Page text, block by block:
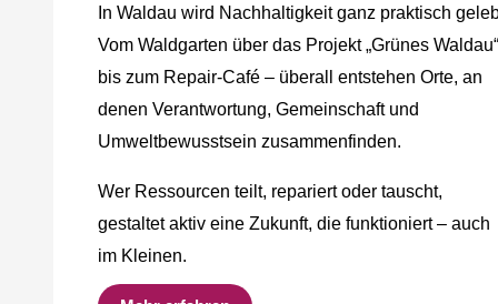
In Waldau wird Nachhaltigkeit ganz praktisch
Vom Waldgarten über das Projekt „Grünes Waldau“
bis zum Repair-Café – überall entstehen Orte, an
denen Verantwortung, Gemeinschaft und
Umweltbewusstsein zusammenfinden.
Wer Ressourcen teilt, repariert oder tauscht,
gestaltet aktiv eine Zukunft, die funktioniert – auch
im Kleinen.